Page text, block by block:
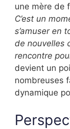
une mère de
C’est un
s’amuser en
de nouvelles
rencontre
devient un
nombreuses
dynamique